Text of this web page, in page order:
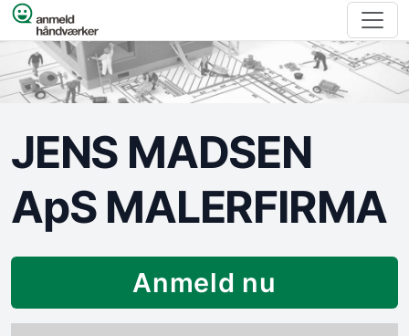
Spring til indhold
JENS MADSEN
ApS MALERFIRMA
Anmeld nu